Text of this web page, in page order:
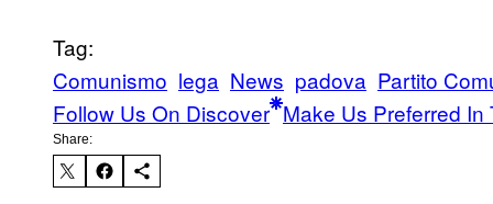
Tag:
Comunismo lega News padova Partito
Follow Us On Discover Make Us Preferred In
Share: